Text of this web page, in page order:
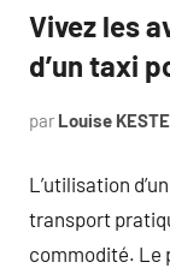
Vivez les
d’un taxi
par Louise
L’utilisation
transport
commodité. Le